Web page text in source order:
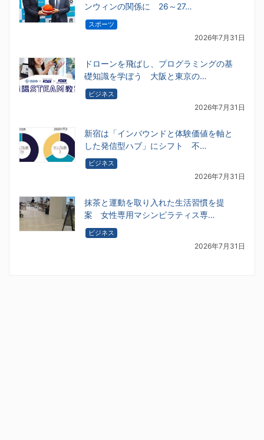
ンウィンの関係に 26～27…
スポーツ
2026年7月31日
ドローンを飛ばし、プログラミングの基
礎知識を学ぼう 大阪と東京の…
ビジネス
2026年7月31日
新宿は「インバウンドと体験価値を軸と
した発信型ハブ」にシフト 不…
ビジネス
2026年7月31日
抹茶と運動を取り入れた生活習慣を提
案 女性専用マシンピラティス専…
ビジネス
2026年7月31日